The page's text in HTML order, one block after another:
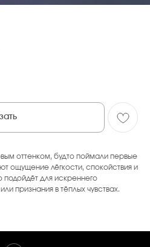
оттенком, будто поймали первые
ощущение лёгкости, спокойствия и
подойдёт для искреннего
признания в тёплых чувствах.